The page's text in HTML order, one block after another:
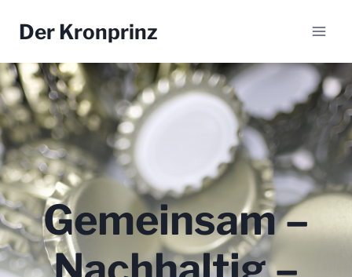
InhaltDer Kronprinz
Gemeinsam –